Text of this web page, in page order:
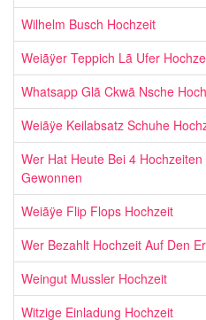
Wilhelm Busch Hochzeit
Weiãÿer Teppich Lã Ufer
Whatsapp Glã Ckwã Nsche
Weiãÿe Keilabsatz Schuhe
Wer Hat Heute Bei 4
Gewonnen
Weiãÿe Flip Flops Hochzeit
Wer Bezahlt Hochzeit Auf Den
Weingut Mussler Hochzeit
Witzige Einladung Hochzeit